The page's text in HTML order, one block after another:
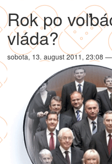
Rok po
vláda?
sobota, 13. august 2011, 23:08 —